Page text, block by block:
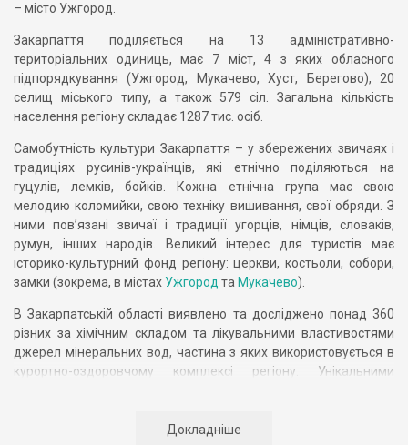
– місто Ужгород.
Закарпаття поділяється на 13 адміністративно-
територіальних одиниць, має 7 міст, 4 з яких обласного
підпорядкування (Ужгород, Мукачево, Хуст, Берегово), 20
селищ міського типу, а також 579 сіл. Загальна кількість
населення регіону складає 1287 тис. осіб.
Самобутність культури Закарпаття – у збережених звичаях і
традиціях русинів-українців, які етнічно поділяються на
гуцулів, лемків, бойків. Кожна етнічна група має свою
мелодию коломийки, свою техніку вишивання, свої обряди. З
ними пов’язані звичаї і традиції угорців, німців, словаків,
румун, інших народів. Великий інтерес для туристів має
історико-культурний фонд регіону: церкви, костьоли, собори,
замки (зокрема, в містах Ужгород та Мукачево).
В Закарпатській області виявлено та досліджено понад 360
різних за хімічним складом та лікувальними властивостями
джерел мінеральних вод, частина з яких використовується в
курортно-оздоровчому комплексі регіону. Унікальними
Ужанський національний природний парк
Докладніше